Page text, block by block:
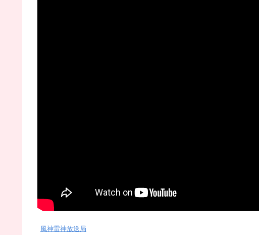
風神雷神放送局